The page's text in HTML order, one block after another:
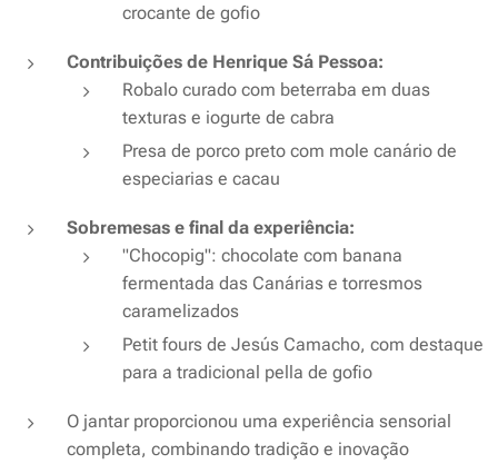
crocante de gofio
Contribuições de Henrique Sá Pessoa:
Robalo curado com beterraba em duas
texturas e iogurte de cabra
Presa de porco preto com mole canário de
especiarias e cacau
Sobremesas e final da experiência:
"Chocopig": chocolate com banana
fermentada das Canárias e torresmos
caramelizados
Petit fours de Jesús Camacho, com destaque
para a tradicional pella de gofio
O jantar proporcionou uma experiência sensorial
completa, combinando tradição e inovação